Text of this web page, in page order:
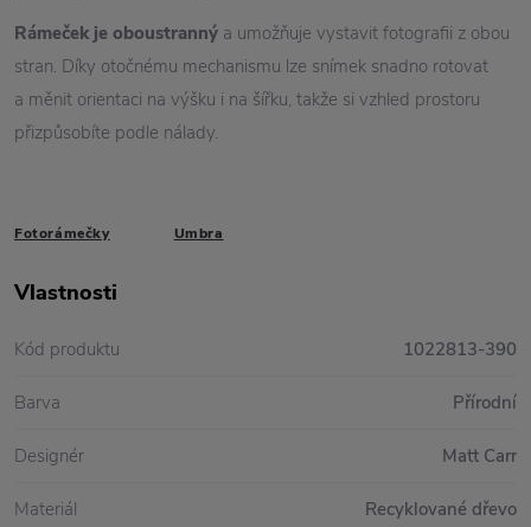
Rámeček je oboustranný a umožňuje vystavit fotografii z obou
stran. Díky otočnému mechanismu lze snímek snadno rotovat
a měnit orientaci na výšku i na šířku, takže si vzhled prostoru
přizpůsobíte podle nálady.
Fotorámečky Umbra
Vlastnosti
Kód produktu 1022813-390
Barva Přírodní
Designér Matt Carr
Materiál Recyklované dřevo